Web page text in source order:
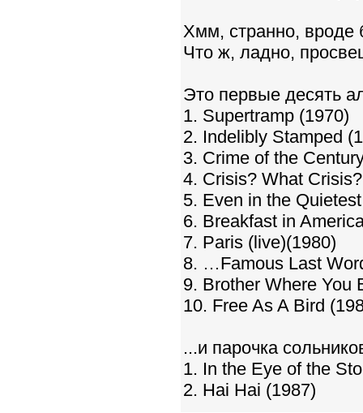
Хмм, странно, вроде
Что ж, ладно,
Это первые десять
1. Supertramp (1970)
2. Indelibly Stamped
3. Crime of the
4. Crisis? What
5. Even in the
6. Breakfast in
7. Paris (live)(1980)
8. …Famous Last
9. Brother Where You
10. Free As A Bird
...и парочка
1. In the Eye of the
2. Hai Hai (1987)